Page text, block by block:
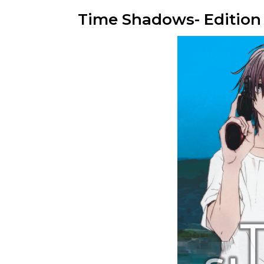
Time Shadows- Edition